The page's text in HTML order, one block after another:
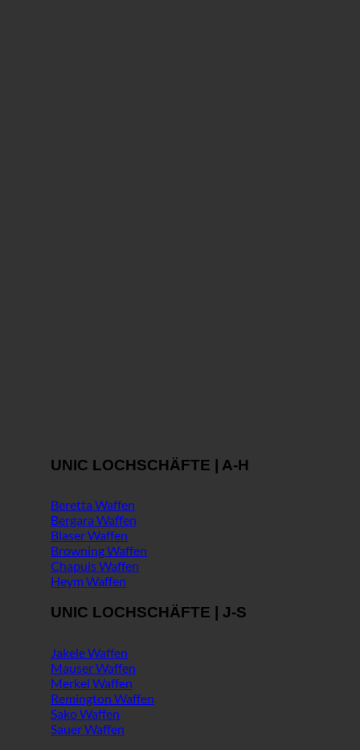
UNIC LOCHSCHÄFTE | A-H
Beretta Waffen
Bergara Waffen
Blaser Waffen
Browning Waffen
Chapuis Waffen
Heym Waffen
UNIC LOCHSCHÄFTE | J-S
Jakele Waffen
Mauser Waffen
Merkel Waffen
Remington Waffen
Sako Waffen
Sauer Waffen